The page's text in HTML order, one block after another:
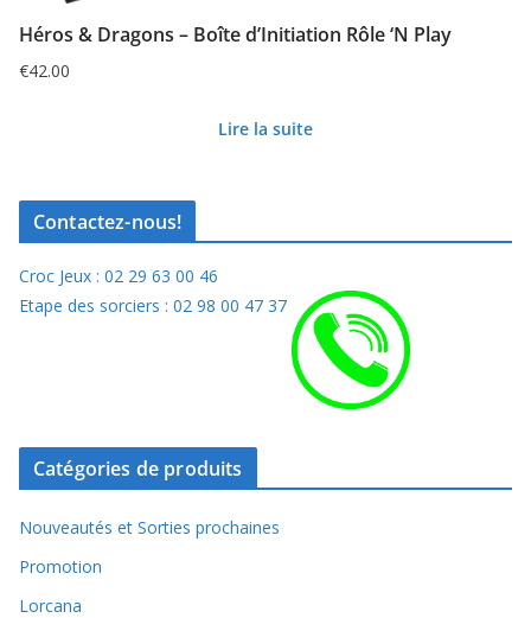
Héros & Dragons – Boîte d’Initiation Rôle ‘N Play
€42.00
Lire la suite
Contactez-nous!
Croc Jeux : 02 29 63 00 46
Etape des sorciers : 02 98 00 47 37
Catégories de produits
Nouveautés et Sorties prochaines
Promotion
Lorcana